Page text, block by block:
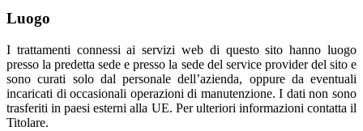
Luogo
I trattamenti connessi ai servizi web di questo sito hanno luogo
presso la predetta sede e presso la sede del service provider del sito e
sono curati solo dal personale dell’azienda, oppure da eventuali
incaricati di occasionali operazioni di manutenzione. I dati non sono
trasferiti in paesi esterni alla UE. Per ulteriori informazioni contatta il
Titolare.